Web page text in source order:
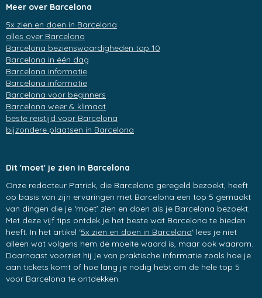
Meer over Barcelona
5x zien en doen in Barcelona
alles over Barcelona
Barcelona bezienswaardigheden top 10
Barcelona in één dag
Barcelona informatie
Barcelona informatie
Barcelona voor beginners
Barcelona weer & klimaat
beste reistijd voor Barcelona
bijzondere plaatsen in Barcelona
Dit 'moet' je zien in Barcelona
Onze redacteur Patrick, die Barcelona geregeld bezoekt, heeft
op basis van zijn ervaringen met Barcelona een top 5 gemaakt
van dingen die je ‘moet’ zien en doen als je Barcelona bezoekt.
Met deze vijf tips ontdek je het beste wat Barcelona te bieden
heeft. In het artikel ‘5x zien en doen in Barcelona‘ lees je niet
alleen wat volgens hem de moeite waard is, maar ook waarom.
Daarnaast voorziet hij je van praktische informatie zoals hoe je
aan tickets komt of hoe lang je nodig hebt om de hele top 5
voor Barcelona te ontdekken.